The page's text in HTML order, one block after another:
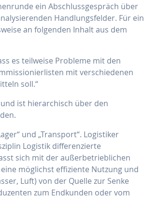
ein Abschlussgespräch über
Handlungsfelder. Für ein
an folgenden Inhalt aus dem
es teilweise Probleme mit den
mit verschiedenen
soll.“
ist hierarchisch über den
und „Transport“. Logistiker
Logistik differenzierte
sich mit der außerbetrieblichen
möglichst effiziente Nutzung und
Luft) von der Quelle zur Senke
zum Endkunden oder vom